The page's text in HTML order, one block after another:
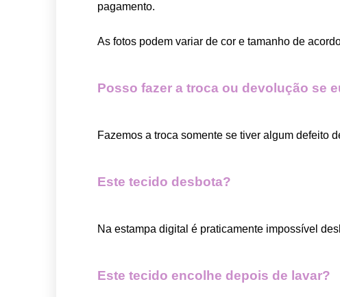
pagamento.
As fotos podem variar de cor e tamanho de
Posso fazer a troca ou devolução se
Fazemos a troca somente se tiver algum defeito
Este tecido desbota?
Na estampa digital é praticamente impossível
Este tecido encolhe depois de lavar?